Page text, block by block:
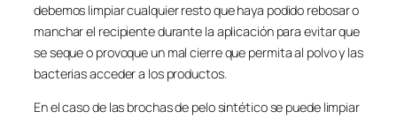
debemos limpiar cualquier resto que haya podido rebosar o
manchar el recipiente durante la aplicación para evitar que
se seque o provoque un mal cierre que permita al polvo y las
bacterias acceder a los productos.
En el caso de las brochas de pelo sintético se puede limpiar